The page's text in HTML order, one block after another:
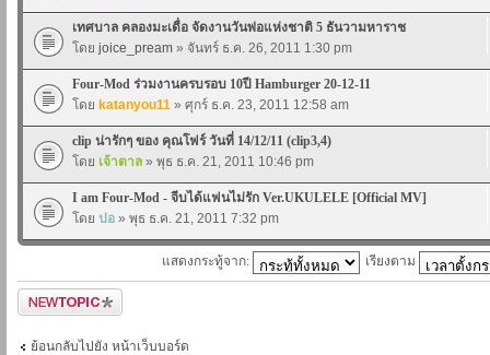
เทศบาล คลองมะเดื่อ จัดงานวันพ่อแห่งชาติ 5 ธันวามหาราช
โดย joice_pream » จันทร์ ธ.ค. 26, 2011 1:30 pm
Four-Mod ร่วมงานครบรอบ 10ปี Hamburger 20-12-11
โดย katanyou11 » ศุกร์ ธ.ค. 23, 2011 12:58 am
clip น่ารักๆ ของ คุณโฟร์ วันที่ 14/12/11 (clip3,4)
โดย เจ้าตาล » พุธ ธ.ค. 21, 2011 10:46 pm
I am Four-Mod - จีบได้แฟนไม่รัก Ver.UKULELE [Official MV]
โดย ปอ » พุธ ธ.ค. 21, 2011 7:32 pm
แสดงกระทู้จาก: เรียงตาม
ตั้งกระทู้ใหม่
ย้อนกลับไปยัง หน้าเว็บบอร์ด